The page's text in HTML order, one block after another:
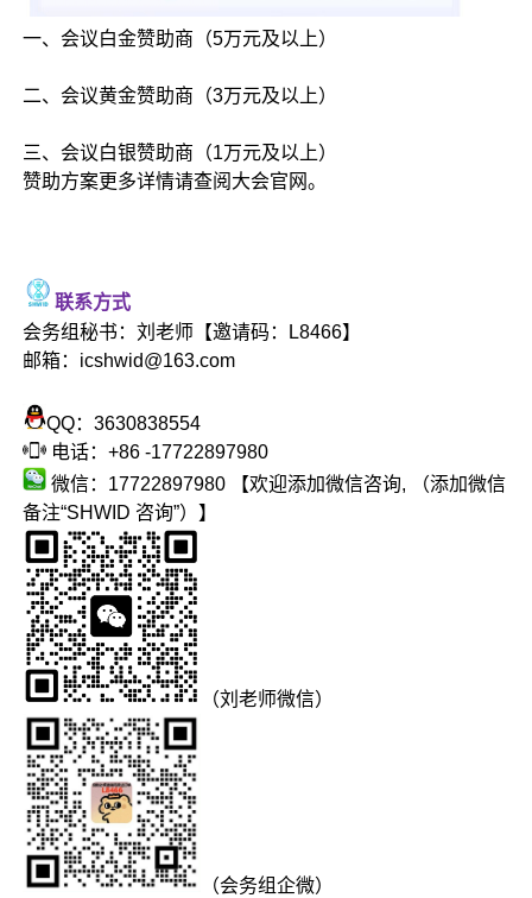
一、会议白金赞助商（5万元及以上）
二、会议黄金赞助商（3万元及以上）
三、会议白银赞助商（1万元及以上）
赞助方案更多详情请查阅大会官网。
联系方式
会务组秘书：刘老师【邀请码：L8466】
邮箱：icshwid@163.com
QQ：3630838554
电话：+86 -17722897980
微信：17722897980 【欢迎添加微信咨询, （添加微信
备注“SHWID 咨询”）】
（刘老师微信）
（会务组企微）